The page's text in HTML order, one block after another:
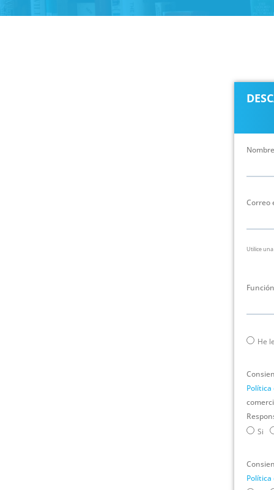
Correo
Utilice
He
Política
Si
Política